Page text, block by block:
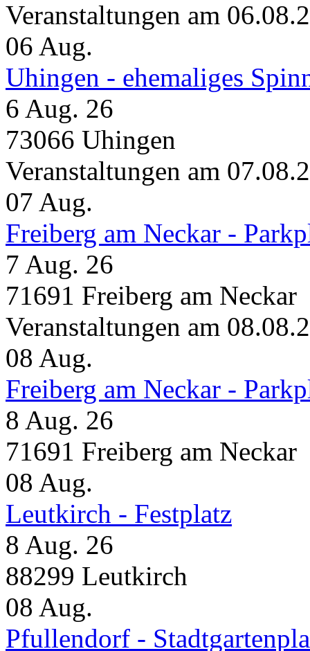
Veranstaltungen am
06 Aug.
Uhingen - ehemaliges
6 Aug. 26
73066 Uhingen
Veranstaltungen am
07 Aug.
Freiberg am Neckar -
7 Aug. 26
71691 Freiberg am Neckar
Veranstaltungen am
08 Aug.
Freiberg am Neckar -
8 Aug. 26
71691 Freiberg am Neckar
08 Aug.
Leutkirch - Festplatz
8 Aug. 26
88299 Leutkirch
08 Aug.
Pfullendorf -